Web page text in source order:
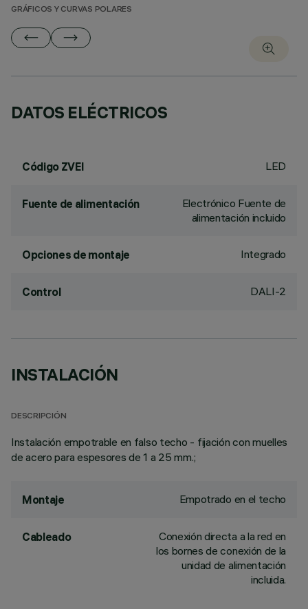
GRÁFICOS Y CURVAS POLARES
DATOS ELÉCTRICOS
Código ZVEI LED
Fuente de alimentación
Electrónico Fuente de
alimentación incluido
Opciones de montaje Integrado
Control DALI-2
INSTALACIÓN
DESCRIPCIÓN
Instalación empotrable en falso techo - fijación con muelles
de acero para espesores de 1 a 25 mm.;
Montaje Empotrado en el techo
Cableado
Conexión directa a la red en
los bornes de conexión de la
unidad de alimentación
incluida.